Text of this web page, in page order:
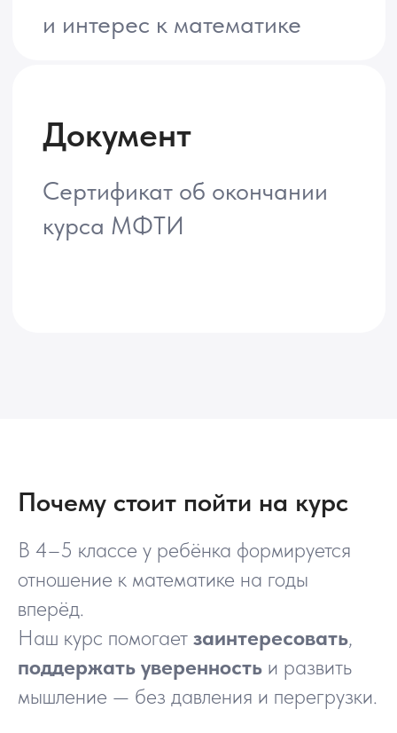
Почему стоит пойти на курс
В 4–5 классе у ребёнка формируется
отношение к математике на годы
вперёд.
Наш курс помогает заинтересовать,
поддержать уверенность и развить
мышление — без давления и перегрузки.